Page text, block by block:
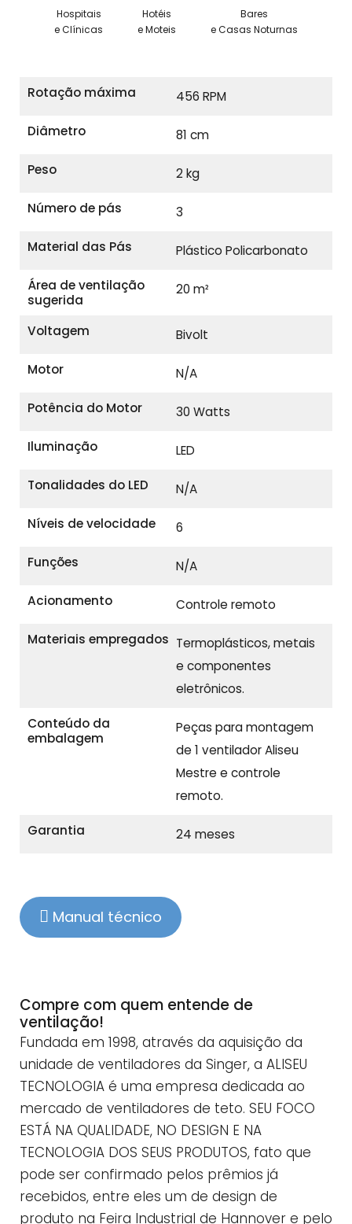
Hospitais
e Clínicas
Hotéis
e Moteis
Bares
e Casas Noturnas
Rotação máxima 456 RPM
Diâmetro 81 cm
Peso 2 kg
Número de pás 3
Material das Pás Plástico Policarbonato
Área de ventilação
sugerida
20 m²
Voltagem Bivolt
Motor N/A
Potência do Motor 30 Watts
Iluminação LED
Tonalidades do LED N/A
Níveis de velocidade 6
Funções N/A
Acionamento Controle remoto
Materiais empregados Termoplásticos, metais
e componentes
eletrônicos.
Conteúdo da
embalagem
Peças para montagem
de 1 ventilador Aliseu
Mestre e controle
remoto.
Garantia 24 meses
Manual técnico
Compre com quem entende de
ventilação!
Fundada em 1998, através da aquisição da
unidade de ventiladores da Singer, a ALISEU
TECNOLOGIA é uma empresa dedicada ao
mercado de ventiladores de teto. SEU FOCO
ESTÁ NA QUALIDADE, NO DESIGN E NA
TECNOLOGIA DOS SEUS PRODUTOS, fato que
pode ser confirmado pelos prêmios já
recebidos, entre eles um de design de
produto na Feira Industrial de Hannover e pelo